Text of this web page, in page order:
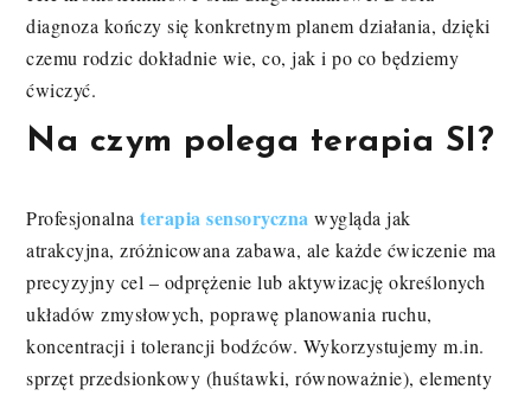
diagnoza kończy się konkretnym planem działania, dzięki
czemu rodzic dokładnie wie, co, jak i po co będziemy
ćwiczyć.
Na czym polega terapia SI?
Profesjonalnaterapia sensoryczna wygląda jak
atrakcyjna, zróżnicowana zabawa, ale każde ćwiczenie ma
precyzyjny cel – odprężenie lub aktywizację określonych
układów zmysłowych, poprawę planowania ruchu,
koncentracji i tolerancji bodźców. Wykorzystujemy m.in.
sprzęt przedsionkowy (huśtawki, równoważnie), elementy